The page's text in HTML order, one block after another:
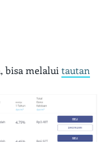
bisa melaluitautan